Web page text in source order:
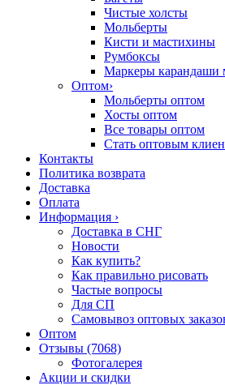
Чистые холсты
Мольберты
Кисти и мастихины
Румбоксы
Маркеры карандаши
Оптом›
Мольберты оптом
Хосты оптом
Все товары оптом
Стать оптовым
Контакты
Политика возврата
Доставка
Оплата
Информация ›
Доставка в СНГ
Новости
Как купить?
Как правильно рисовать
Частые вопросы
Для СП
Самовывоз оптовых
Оптом
Отзывы (7068)
Фотогалерея
Акции и скидки